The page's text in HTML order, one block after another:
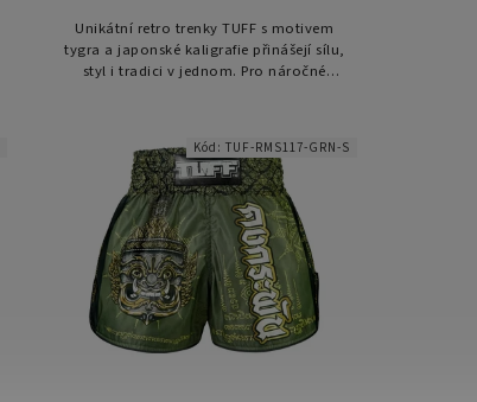
Unikátní retro trenky TUFF s motivem
tygra a japonské kaligrafie přinášejí sílu,
styl i tradici v jednom. Pro náročné
Kód:TUF-RMS117-GRN-S